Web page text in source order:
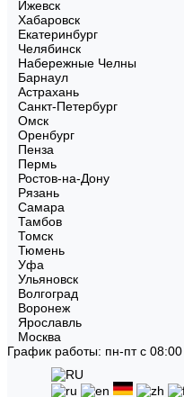
Ижевск
Хабаровск
Екатеринбург
Челябинск
Набережные Челны
Барнаул
Астрахань
Санкт-Петербург
Омск
Оренбург
Пенза
Пермь
Ростов-на-Дону
Рязань
Самара
Тамбов
Томск
Тюмень
Уфа
Ульяновск
Волгоград
Воронеж
Ярославль
Москва
График работы: пн-пт с